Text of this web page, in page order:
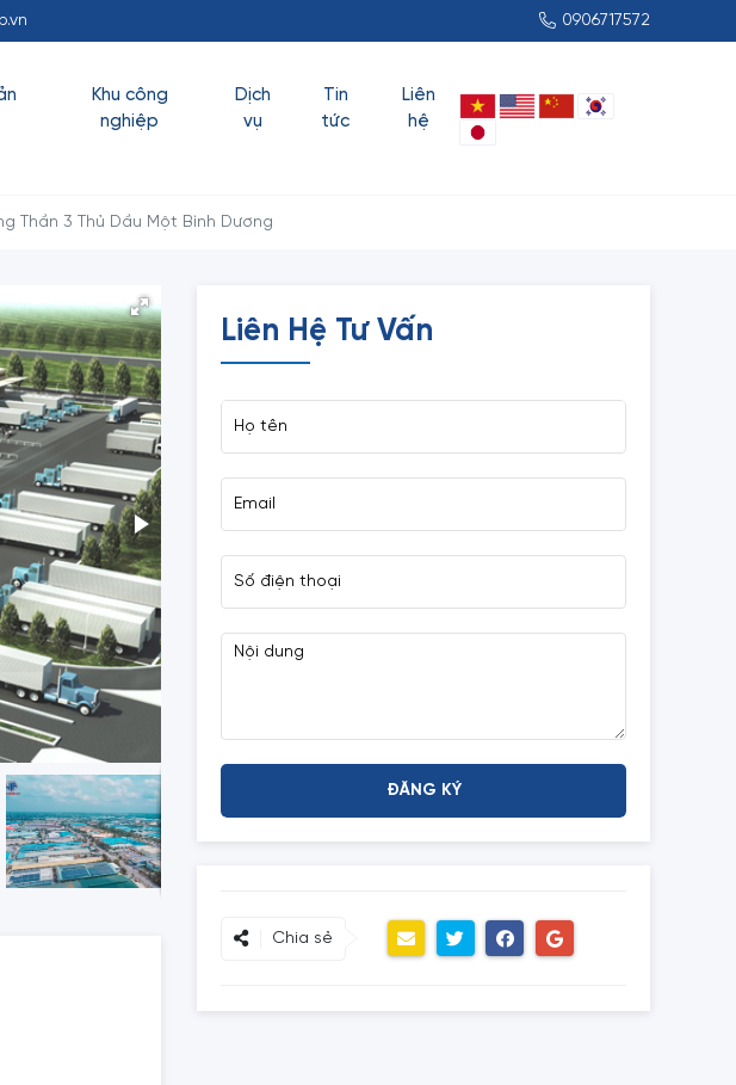
0906717572
Khu công
nghiệp
Dịch
vụ
Tin
tức
Liên
hệ
Thần 3 Thủ Dầu Một Bình Dương
Liên Hệ Tư Vấn
Chia sẻ